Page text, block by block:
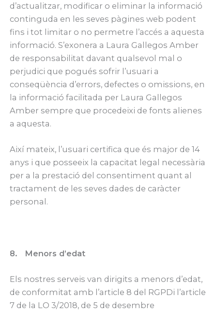
d’actualitzar, modificar o eliminar la informació
continguda en les seves pàgines web podent
fins i tot limitar o no permetre l’accés a aquesta
informació. S’exonera a Laura Gallegos Amber
de responsabilitat davant qualsevol mal o
perjudici que pogués sofrir l’usuari a
conseqüència d’errors, defectes o omissions, en
la informació facilitada per Laura Gallegos
Amber sempre que procedeixi de fonts alienes
a aquesta.
Així mateix, l’usuari certifica que és major de 14
anys i que posseeix la capacitat legal necessària
per a la prestació del consentiment quant al
tractament de les seves dades de caràcter
personal.
8. Menors d’edat
Els nostres serveis van dirigits a menors d’edat,
de conformitat amb l’article 8 del RGPDi l’article
7 de la LO 3/2018, de 5 de desembre